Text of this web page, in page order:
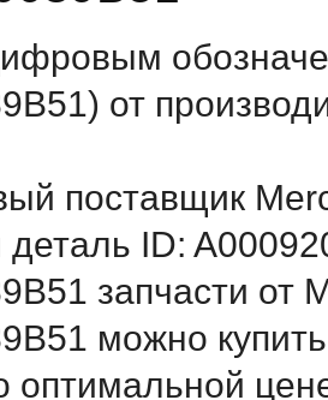
от
поставщик
ID:
запчасти от
можно
оптимальной